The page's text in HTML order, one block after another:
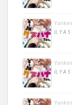
IL Y A 5
IL Y A 5